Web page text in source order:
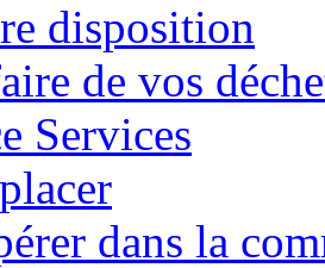
disposition
de vos
Services
dans la